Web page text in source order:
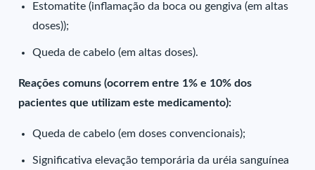
Estomatite (inflamação da boca ou gengiva (em altas
doses));
Queda de cabelo (em altas doses).
Reações comuns (ocorrem entre 1% e 10% dos
pacientes que utilizam este medicamento):
Queda de cabelo (em doses convencionais);
Significativa elevação temporária da uréia sanguínea